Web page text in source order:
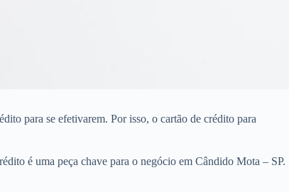
para se efetivarem. Por isso, o cartão de crédito para
é uma peça chave para o negócio em Cândido Mota – SP.